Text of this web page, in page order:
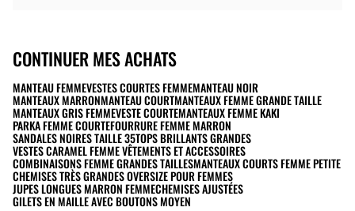
CONTINUER MES ACHATS
MANTEAU FEMMEVESTES COURTES FEMMEMANTEAU NOIR
MANTEAUX MARRONMANTEAU COURTMANTEAUX FEMME GRANDE TAILLE
MANTEAUX GRIS FEMMEVESTE COURTEMANTEAUX FEMME KAKI
PARKA FEMME COURTEFOURRURE FEMME MARRON
SANDALES NOIRES TAILLE 35TOPS BRILLANTS GRANDES
VESTES CARAMEL FEMME VÊTEMENTS ET ACCESSOIRES
COMBINAISONS FEMME GRANDES TAILLESMANTEAUX COURTS FEMME PETITE
CHEMISES TRÈS GRANDES OVERSIZE POUR FEMMES
JUPES LONGUES MARRON FEMMECHEMISES AJUSTÉES
GILETS EN MAILLE AVEC BOUTONS MOYEN